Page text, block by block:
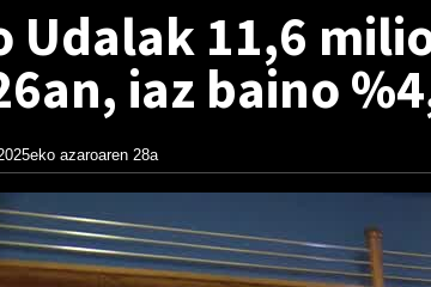
Udalak 11,6
iaz baino
azaroaren 28a